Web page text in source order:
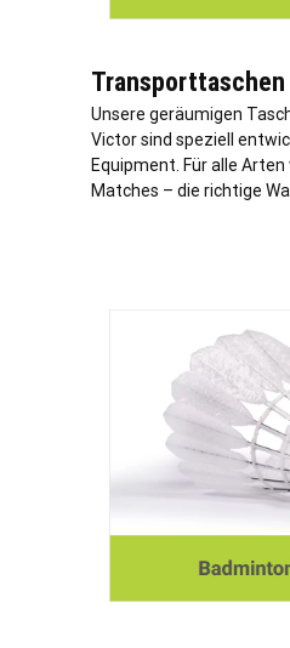
Unsere geräumigen
Victor sind speziell
Equipment. Für alle
Matches – die richtige